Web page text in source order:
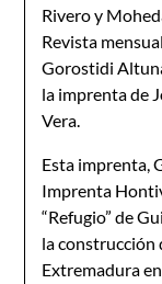
Rivero y
Revista
Gorostidi
la imprenta de
Vera.
Esta imprenta,
Imprenta
“Refugio” de
la construcción
Extremadura